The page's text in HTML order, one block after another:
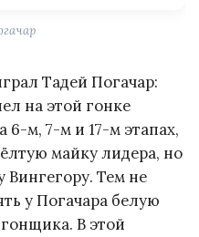
Тадей Погачар:
на этой гонке
6-м, 7-м и 17-м этапах,
майку лидера, но
Вингегору. Тем не
у Погачара белую
В этой